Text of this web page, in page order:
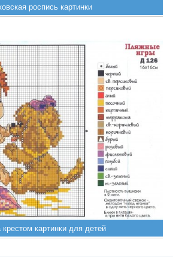
роспись картинки
картинки для детей